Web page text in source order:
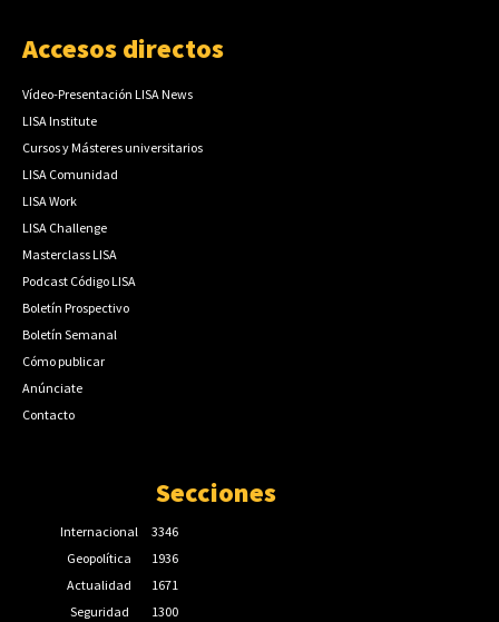
Accesos directos
Vídeo-Presentación LISA News
LISA Institute
Cursos y Másteres universitarios
LISA Comunidad
LISA Work
LISA Challenge
Masterclass LISA
Podcast Código LISA
Boletín Prospectivo
Boletín Semanal
Cómo publicar
Anúnciate
Contacto
Secciones
Internacional
3346
Geopolítica
1936
Actualidad
1671
Seguridad
1300